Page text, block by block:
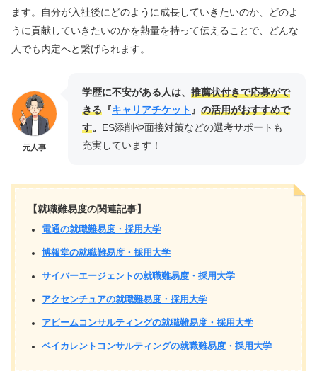
ます。自分が入社後にどのように成長していきたいのか、どのよ
うに貢献していきたいのかを熱量を持って伝えることで、どんな
人でも内定へと繋げられます。
元人事
学歴に不安がある人は、 推薦状付きで応募がで
きる 『キャリアチケット 』 の活用がおすすめで
す。 ES添削や面接対策などの選考サポートも
充実しています！
【就職難易度の関連記事】
電通の就職難易度・採用大学
博報堂の就職難易度・採用大学
サイバーエージェントの就職難易度・採用大学
アクセンチュアの就職難易度・採用大学
アビームコンサルティングの就職難易度・採用大学
ベイカレントコンサルティングの就職難易度・採用大学